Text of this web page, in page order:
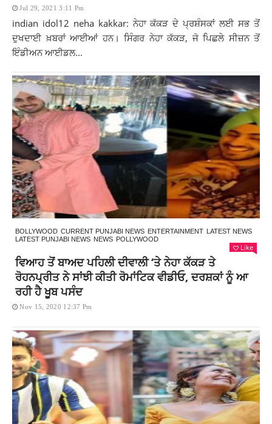
Jul 29, 2021 3:11 Pm
indian idol12 neha kakkar: ਨੇਹਾ ਕੱਕੜ ਦੇ ਪ੍ਰਸ਼ੰਸਕਾਂ ਲਈ ਸਭ ਤੋਂ
ਦੁਖਦਾਈ ਖ਼ਬਰਾਂ ਆਈਆਂ ਹਨ। ਸਿੰਗਰ ਨੇਹਾ ਕੱਕੜ, ਜੋ ਪਿਛਲੇ ਸੀਜ਼ਨ ਤੋਂ
ਇੰਡੀਅਨ ਆਈਡਲ...
BOLLYWOOD CURRENT PUNJABI NEWS ENTERTAINMENT LATEST NEWS
LATEST PUNJABI NEWS NEWS POLLYWOOD
Like
ਵਿਆਹ ਤੋਂ ਬਾਅਦ ਪਹਿਲੀ ਦੀਵਾਲੀ ‘ਤੇ ਨੇਹਾ ਕੱਕੜ ਤੇ
ਰੋਹਨਪ੍ਰੀਤ ਨੇ ਸਾਂਝੀ ਕੀਤੀ ਰੋਮਾਂਟਿਕ ਵੀਡੀਓ, ਦਰਸ਼ਕਾਂ ਨੂੰ ਆ
ਰਹੀ ਹੈ ਖੂਬ ਪਸੰਦ
Nov 15, 2020 12:37 Pm